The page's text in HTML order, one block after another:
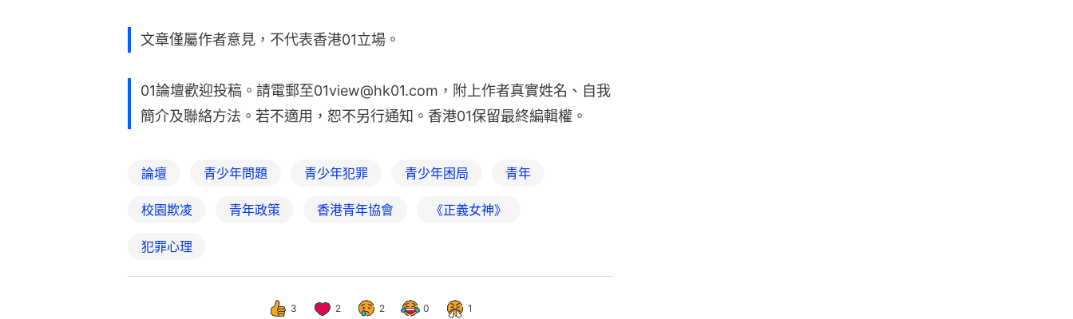
文章僅屬作者意見，不代表香港01立場。
01論壇歡迎投稿。請電郵至01view@hk01.com，附上作者真實姓名、自我
簡介及聯絡方法。若不適用，恕不另行通知。香港01保留最終編輯權。
論壇 青少年問題 青少年犯罪 青少年困局 青年
校園欺凌 青年政策 香港青年協會 《正義女神》
犯罪心理
3 2 2 0 1